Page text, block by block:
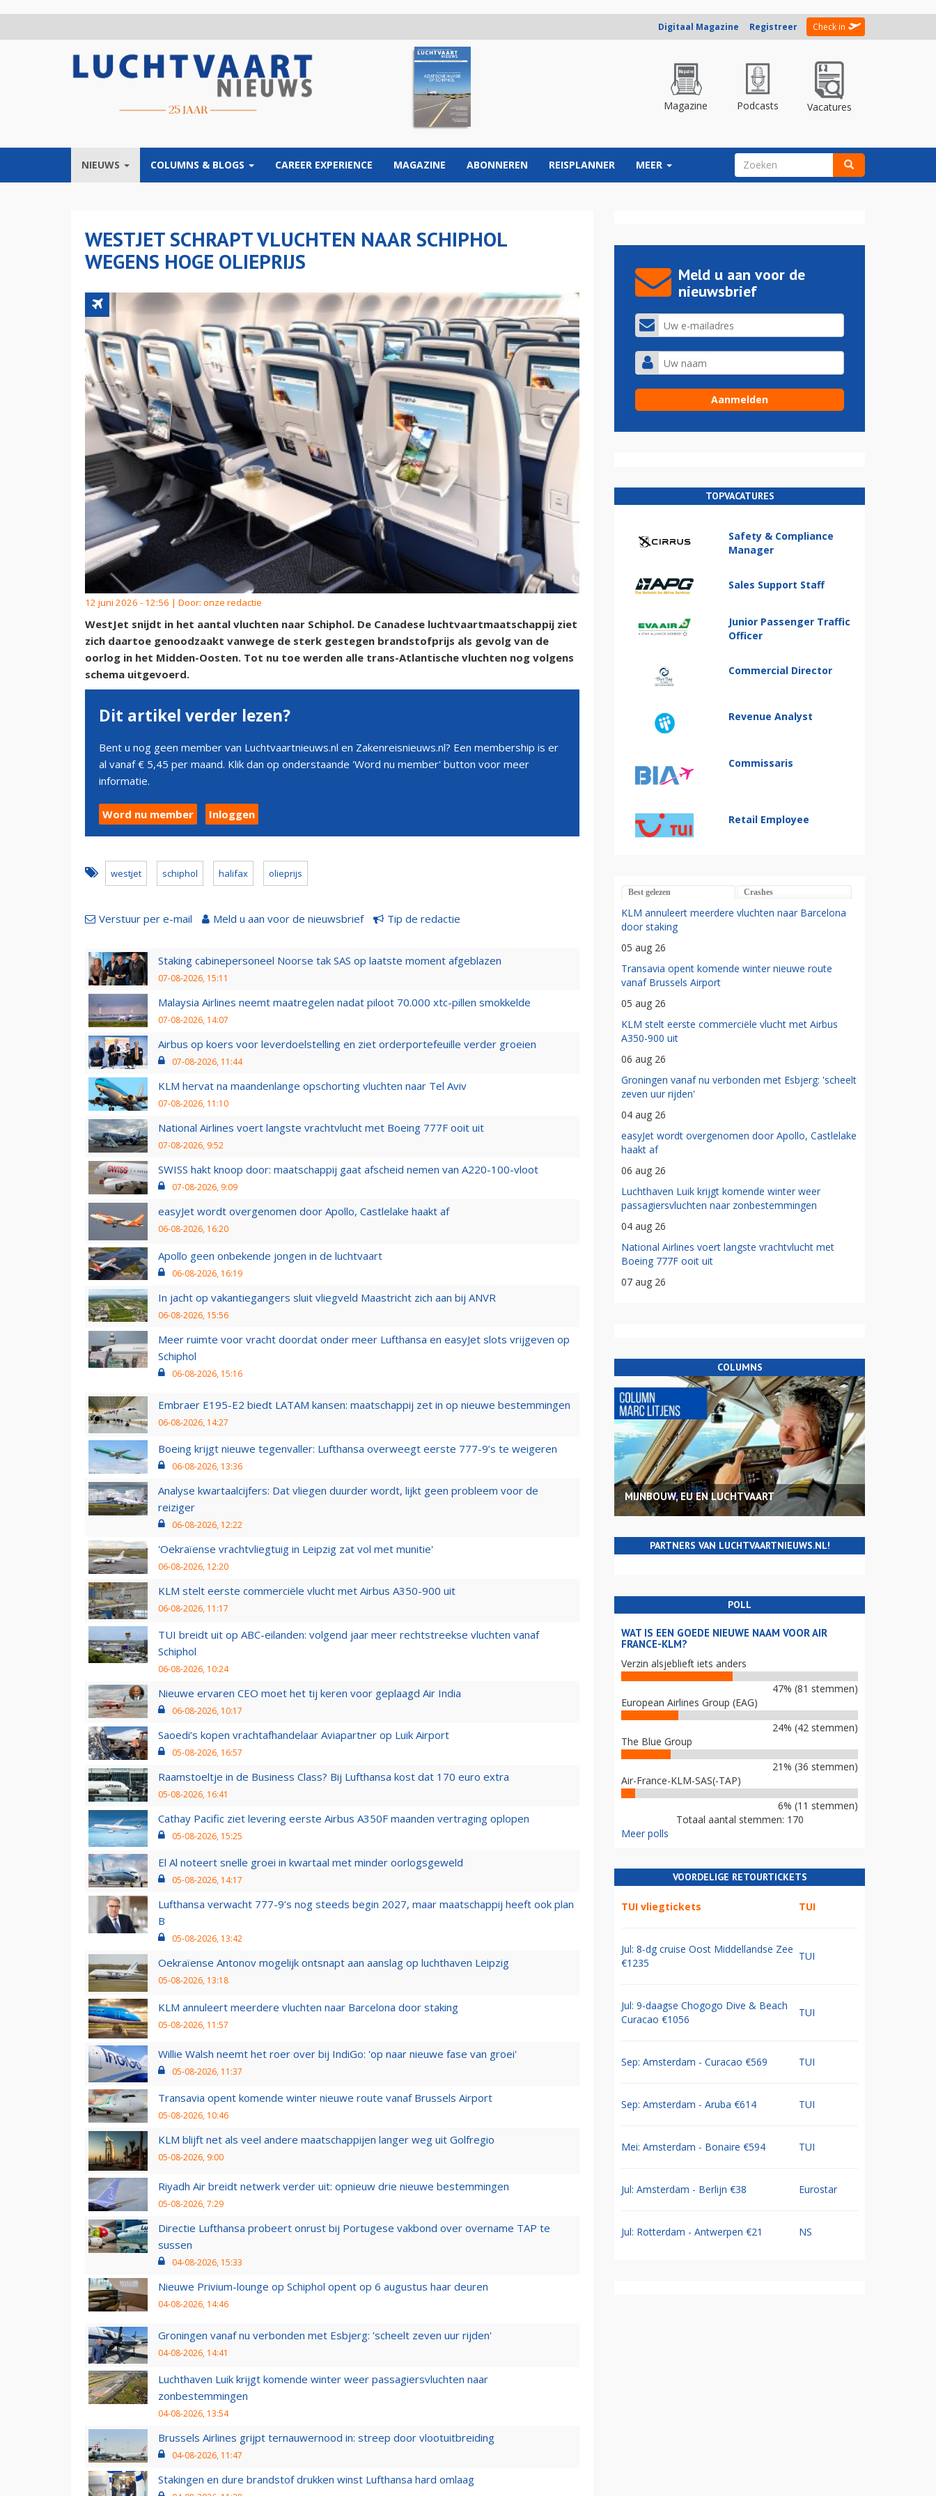
Digitaal Magazine Registreer Check in
Magazine Podcasts Vacatures
NIEUWS COLUMNS & BLOGS CAREER EXPERIENCE MAGAZINE ABONNEREN REISPLANNER MEER ZOEKVELD
WESTJET SCHRAPT VLUCHTEN NAAR SCHIPHOL
WEGENS HOGE OLIEPRIJS
12 juni 2026 - 12:56 | Door: onze redactie
WestJet snijdt in het aantal vluchten naar Schiphol. De Canadese luchtvaartmaatschappij ziet
zich daartoe genoodzaakt vanwege de sterk gestegen brandstofprijs als gevolg van de
oorlog in het Midden-Oosten. Tot nu toe werden alle trans-Atlantische vluchten nog volgens
schema uitgevoerd.
Dit artikel verder lezen?
Bent u nog geen member van Luchtvaartnieuws.nl en Zakenreisnieuws.nl? Een membership is er
al vanaf € 5,45 per maand. Klik dan op onderstaande 'Word nu member' button voor meer
informatie.
Word nu member Inloggen
westjet schiphol halifax olieprijs
Verstuur per e-mail Meld u aan voor de nieuwsbrief Tip de redactie
Staking cabinepersoneel Noorse tak SAS op laatste moment afgeblazen
07-08-2026, 15:11
Malaysia Airlines neemt maatregelen nadat piloot 70.000 xtc-pillen smokkelde
07-08-2026, 14:07
Airbus op koers voor leverdoelstelling en ziet orderportefeuille verder groeien
07-08-2026, 11:44
KLM hervat na maandenlange opschorting vluchten naar Tel Aviv
07-08-2026, 11:10
National Airlines voert langste vrachtvlucht met Boeing 777F ooit uit
07-08-2026, 9:52
SWISS hakt knoop door: maatschappij gaat afscheid nemen van A220-100-vloot
07-08-2026, 9:09
easyJet wordt overgenomen door Apollo, Castlelake haakt af
06-08-2026, 16:20
Apollo geen onbekende jongen in de luchtvaart
06-08-2026, 16:19
In jacht op vakantiegangers sluit vliegveld Maastricht zich aan bij ANVR
06-08-2026, 15:56
Meer ruimte voor vracht doordat onder meer Lufthansa en easyJet slots vrijgeven op
Schiphol
06-08-2026, 15:16
Embraer E195-E2 biedt LATAM kansen: maatschappij zet in op nieuwe bestemmingen
06-08-2026, 14:27
Boeing krijgt nieuwe tegenvaller: Lufthansa overweegt eerste 777-9’s te weigeren
06-08-2026, 13:36
Analyse kwartaalcijfers: Dat vliegen duurder wordt, lijkt geen probleem voor de
reiziger
06-08-2026, 12:22
'Oekraïense vrachtvliegtuig in Leipzig zat vol met munitie'
06-08-2026, 12:20
KLM stelt eerste commerciële vlucht met Airbus A350-900 uit
06-08-2026, 11:17
TUI breidt uit op ABC-eilanden: volgend jaar meer rechtstreekse vluchten vanaf
Schiphol
06-08-2026, 10:24
Nieuwe ervaren CEO moet het tij keren voor geplaagd Air India
06-08-2026, 10:17
Saoedi’s kopen vrachtafhandelaar Aviapartner op Luik Airport
05-08-2026, 16:57
Raamstoeltje in de Business Class? Bij Lufthansa kost dat 170 euro extra
05-08-2026, 16:41
Cathay Pacific ziet levering eerste Airbus A350F maanden vertraging oplopen
05-08-2026, 15:25
El Al noteert snelle groei in kwartaal met minder oorlogsgeweld
05-08-2026, 14:17
Lufthansa verwacht 777-9’s nog steeds begin 2027, maar maatschappij heeft ook plan
B
05-08-2026, 13:42
Oekraïense Antonov mogelijk ontsnapt aan aanslag op luchthaven Leipzig
05-08-2026, 13:18
KLM annuleert meerdere vluchten naar Barcelona door staking
05-08-2026, 11:57
Willie Walsh neemt het roer over bij IndiGo: 'op naar nieuwe fase van groei'
05-08-2026, 11:37
Transavia opent komende winter nieuwe route vanaf Brussels Airport
05-08-2026, 10:46
KLM blijft net als veel andere maatschappijen langer weg uit Golfregio
05-08-2026, 9:00
Riyadh Air breidt netwerk verder uit: opnieuw drie nieuwe bestemmingen
05-08-2026, 7:29
Directie Lufthansa probeert onrust bij Portugese vakbond over overname TAP te
sussen
04-08-2026, 15:33
Nieuwe Privium-lounge op Schiphol opent op 6 augustus haar deuren
04-08-2026, 14:46
Groningen vanaf nu verbonden met Esbjerg: 'scheelt zeven uur rijden'
04-08-2026, 14:41
Luchthaven Luik krijgt komende winter weer passagiersvluchten naar
zonbestemmingen
04-08-2026, 13:54
Brussels Airlines grijpt ternauwernood in: streep door vlootuitbreiding
04-08-2026, 11:47
Stakingen en dure brandstof drukken winst Lufthansa hard omlaag
Meld u aan voor de
nieuwsbrief
TOPVACATURES
Safety & Compliance
Manager
Sales Support Staff
Junior Passenger Traffic
Officer
Commercial Director
Revenue Analyst
Commissaris
Retail Employee
Best gelezen Crashes
KLM annuleert meerdere vluchten naar Barcelona
door staking
05 aug 26
Transavia opent komende winter nieuwe route
vanaf Brussels Airport
05 aug 26
KLM stelt eerste commerciële vlucht met Airbus
A350-900 uit
06 aug 26
Groningen vanaf nu verbonden met Esbjerg: 'scheelt
zeven uur rijden'
04 aug 26
easyJet wordt overgenomen door Apollo, Castlelake
haakt af
06 aug 26
Luchthaven Luik krijgt komende winter weer
passagiersvluchten naar zonbestemmingen
04 aug 26
National Airlines voert langste vrachtvlucht met
Boeing 777F ooit uit
07 aug 26
COLUMNS
MIJNBOUW, EU EN LUCHTVAART
PARTNERS VAN LUCHTVAARTNIEUWS.NL!
POLL
WAT IS EEN GOEDE NIEUWE NAAM VOOR AIR
FRANCE-KLM?
Verzin alsjeblieft iets anders
47% (81 stemmen)
European Airlines Group (EAG)
24% (42 stemmen)
The Blue Group
21% (36 stemmen)
Air-France-KLM-SAS(-TAP)
6% (11 stemmen)
Totaal aantal stemmen: 170
Meer polls
VOORDELIGE RETOURTICKETS
TUI vliegtickets TUI
Jul: 8-dg cruise Oost Middellandse Zee
€1235
TUI
Jul: 9-daagse Chogogo Dive & Beach
Curacao €1056
TUI
Sep: Amsterdam - Curacao €569 TUI
Sep: Amsterdam - Aruba €614 TUI
Mei: Amsterdam - Bonaire €594 TUI
Jul: Amsterdam - Berlijn €38 Eurostar
Jul: Rotterdam - Antwerpen €21 NS